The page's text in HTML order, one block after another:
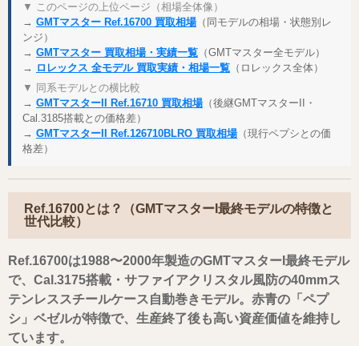
▼ このページの上位ページ（相場全体像）
→ GMTマスター Ref.16700 買取相場（同モデルの相場・状態別レ
ンジ）
→ GMTマスター 買取相場・実績一覧 （GMTマスター全モデル）
→ ロレックス 全モデル 買取実績・相場一覧 （ロレックス全体）
▼ 同系モデルとの横比較
→ GMTマスターII Ref.16710 買取相場（後継GMTマスターII・
Cal.3185搭載との価格差）
→ GMTマスターII Ref.126710BLRO 買取相場（現行ペプシとの価
格差）
Ref.16700とは？（GMTマスターI最終モデルの特徴と
世代比較）
Ref.16700は1988〜2000年製造のGMTマスターI最終モデル
で、Cal.3175搭載・サファイアクリスタル風防の40mmス
テンレススチールケース自動巻きモデル。赤青の「ペプ
シ」ベゼルが特徴で、生産終了後も高い資産価値を維持し
ています。